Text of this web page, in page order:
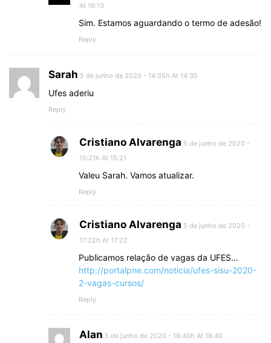
At 16:13
Sim. Estamos aguardando o termo de adesão!
Reply
Sarah 5 de junho de 2020 - 14:35h At 14:35
Ufes aderiu
Reply
Cristiano Alvarenga 5 de junho de 2020 -
15:21h At 15:21
Valeu Sarah. Vamos atualizar.
Reply
Cristiano Alvarenga 5 de junho de 2020 -
17:22h At 17:22
Publicamos relação de vagas da UFES…
http://portalpne.com/noticia/ufes-sisu-2020-
2-vagas-cursos/
Reply
Alan 5 de junho de 2020 - 18:40h At 18:40